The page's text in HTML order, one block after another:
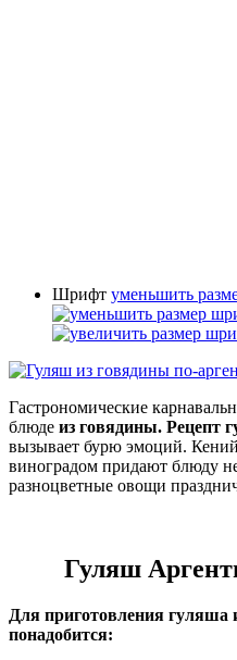
Шрифт уменьшить
Гастрономические
блюде из говядины. Рецепт
вызывает бурю эмоций.
виноградом придают блюду
разноцветные овощи
Гуляш
Для приготовления гуляша
понадобится: